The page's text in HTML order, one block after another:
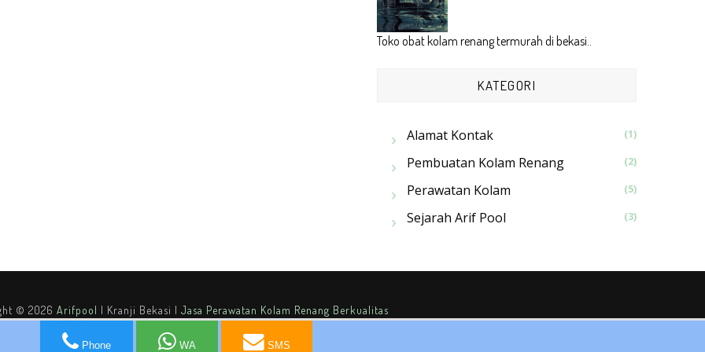
Toko obat kolam renang termurah di bekasi..
KATEGORI
Alamat Kontak (1)
Pembuatan Kolam Renang (2)
Perawatan Kolam (5)
Sejarah Arif Pool (3)
© 2026 Arifpool | Kranji Bekasi | Jasa Perawatan Kolam Renang Berkualitas
----
Phone WA SMS